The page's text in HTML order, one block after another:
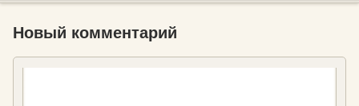
Новый комментарий